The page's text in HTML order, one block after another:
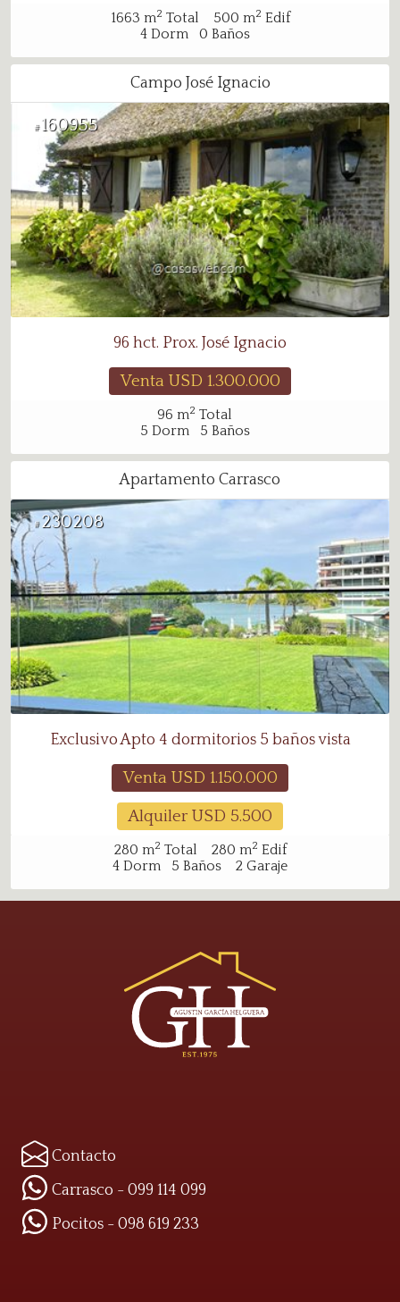
1663 m2 Total 500 m2 Edif
4Dorm 0 Baños
Campo José Ignacio
#160955
96 hct. Prox. José Ignacio
Venta USD 1.300.000
96 m2 Total
5 Dorm 5 Baños
Apartamento Carrasco
#230208
Exclusivo Apto 4 dormitorios 5 baños vista
Venta USD 1.150.000
Alquiler USD 5.500
280 m2 Total 280 m2 Edif
4 Dorm 5 Baños 2 Garaje
Contacto
Carrasco - 099 114 099
Pocitos - 098 619 233